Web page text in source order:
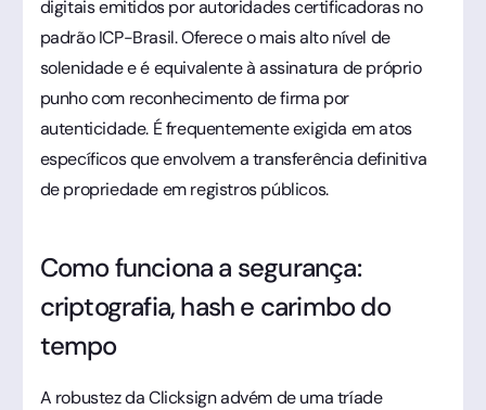
digitais emitidos por autoridades certificadoras no
padrão ICP-Brasil. Oferece o mais alto nível de
solenidade e é equivalente à assinatura de próprio
punho com reconhecimento de firma por
autenticidade. É frequentemente exigida em atos
específicos que envolvem a transferência definitiva
de propriedade em registros públicos.
Como funciona a segurança:
criptografia, hash e carimbo do
tempo
A robustez da Clicksign advém de uma tríade